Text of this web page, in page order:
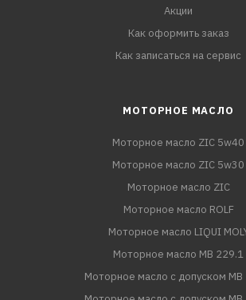
Акции
Как оформить заказ
Как записаться на сервис
МОТОРНОЕ МАСЛО
Моторное масло ZIC 5w40
Моторное масло ZIC 5w30
Моторное масло ZIC
Моторное масло ROLF
Моторное масло LIQUI
Моторное масло MB 229.1
Моторное масло с допуском MB